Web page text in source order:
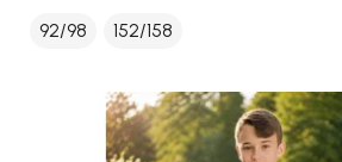
92/98 152/158